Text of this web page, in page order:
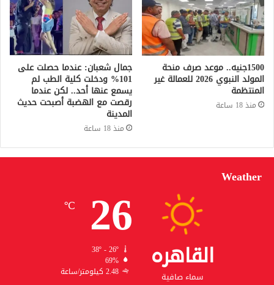
1500جنيه.. موعد صرف منحة
المولد النبوي 2026 للعمالة غير
المنتظمة
منذ 18 ساعة
جمال شعبان: عندما حصلت على
101% ودخلت كلية الطب لم
يسمع عنها أحد.. لكن عندما
رقصت مع الهضبة أصبحت حديث
المدينة
منذ 18 ساعة
Weather
القاهره
سماء صافية
26
℃
38º - 26º
69%
2.48 كيلومتر/ساعة